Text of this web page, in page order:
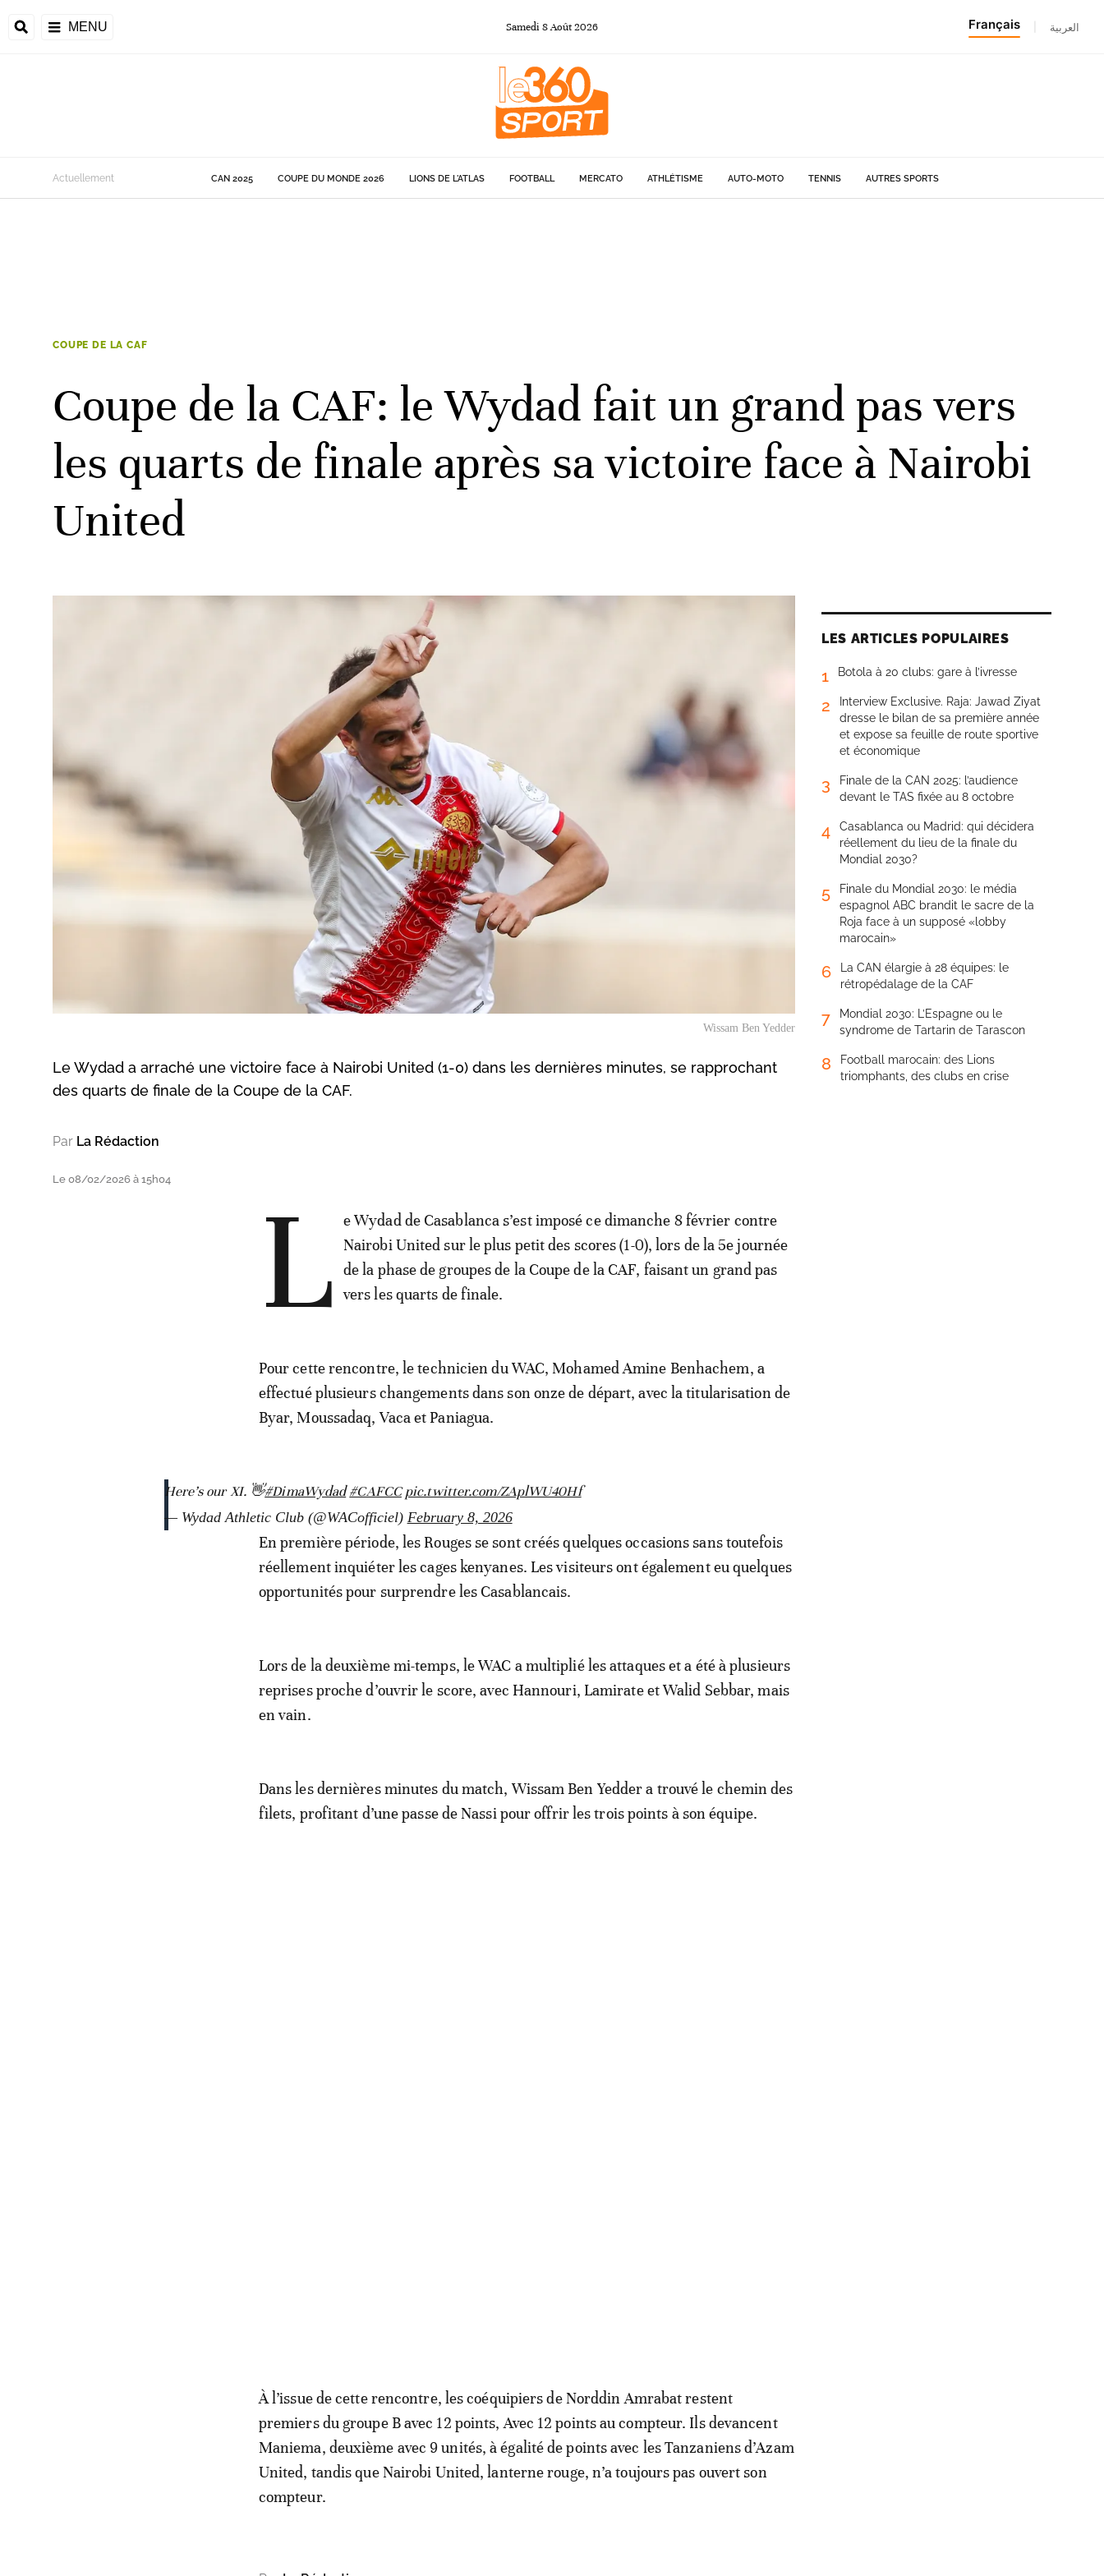
MENU Samedi 8Août2026 Français العربية
de la CAF
Actuellement CAN 2025 COUPE DU MONDE 2026 LIONS DE L'ATLAS FOOTBALL MERCATO ATHLÉTISME AUTO-MOTO TENNIS AUTRES SPORTS
COUPE DE LA CAF
Coupe de la CAF: le Wydad fait un grand pas vers
les quarts de finale après sa victoire face à Nairobi
United
Wissam Ben Yedder
Le Wydad a arraché une victoire face à Nairobi United (1-0) dans les dernières minutes, se rapprochant
des quarts de finale de la Coupe de la CAF.
Par La Rédaction
Le 08/02/2026 à 15h04 L
e Wydad de Casablanca s’est imposé ce dimanche 8 février contre
Nairobi United sur le plus petit des scores (1-0), lors de la 5e journée
de la phase de groupes de la Coupe de la CAF, faisant un grand pas
vers les quarts de finale.
Pour cette rencontre, le technicien du WAC, Mohamed Amine Benhachem, a
effectué plusieurs changements dans son onze de départ, avec la titularisation de
Byar, Moussadaq, Vaca et Paniagua.
Here’s our XI. 👋#DimaWydad #CAFCC pic.twitter.com/ZAplWU40Hf
— Wydad Athletic Club (@WACofficiel) February 8, 2026
En première période, les Rouges se sont créés quelques occasions sans toutefois
réellement inquiéter les cages kenyanes. Les visiteurs ont également eu quelques
opportunités pour surprendre les Casablancais.
Lors de la deuxième mi-temps, le WAC a multiplié les attaques et a été à plusieurs
reprises proche d’ouvrir le score, avec Hannouri, Lamirate et Walid Sebbar, mais
en vain.
Dans les dernières minutes du match, Wissam Ben Yedder a trouvé le chemin des
filets, profitant d’une passe de Nassi pour offrir les trois points à son équipe.
À l’issue de cette rencontre, les coéquipiers de Norddin Amrabat restent
premiers du groupe B avec 12 points, Avec 12 points au compteur. Ils devancent
Maniema, deuxième avec 9 unités, à égalité de points avec les Tanzaniens d’Azam
United, tandis que Nairobi United, lanterne rouge, n’a toujours pas ouvert son
compteur.
LES ARTICLES POPULAIRES
1 Botola à 20 clubs: gare à l’ivresse
2
Interview Exclusive. Raja: Jawad Ziyat
dresse le bilan de sa première année
et expose sa feuille de route sportive
et économique
3
Finale de la CAN 2025: l’audience
devant le TAS fixée au 8 octobre
4
Casablanca ou Madrid: qui décidera
réellement du lieu de la finale du
Mondial 2030?
5
Finale du Mondial 2030: le média
espagnol ABC brandit le sacre de la
Roja face à un supposé «lobby
marocain»
6
La CAN élargie à 28 équipes: le
rétropédalage de la CAF
7
Mondial 2030: L’Espagne ou le
syndrome de Tartarin de Tarascon
8
Football marocain: des Lions
triomphants, des clubs en crise